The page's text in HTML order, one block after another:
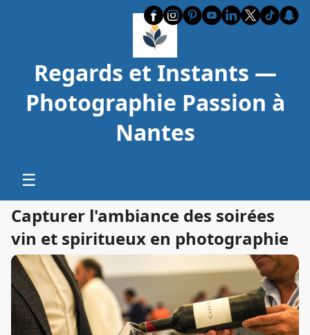
Regards et Instants —
Photographie Passion à
Nantes
☰
Capturer l'ambiance des soirées
vin et spiritueux en photographie